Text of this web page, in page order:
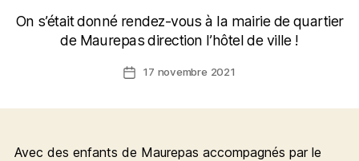
On s’était donné rendez-vous à la mairie de quartier
de Maurepas direction l’hôtel de ville !
Date17 novembre 2021
Avec des enfants de Maurepas accompagnés par le